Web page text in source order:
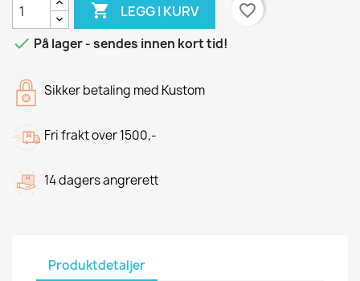
 LEGG I KURV
favorite_border
 På lager - sendes innen kort tid!
Sikker betaling med Kustom
Fri frakt over 1500,-
14 dagers angrerett
Produktdetaljer